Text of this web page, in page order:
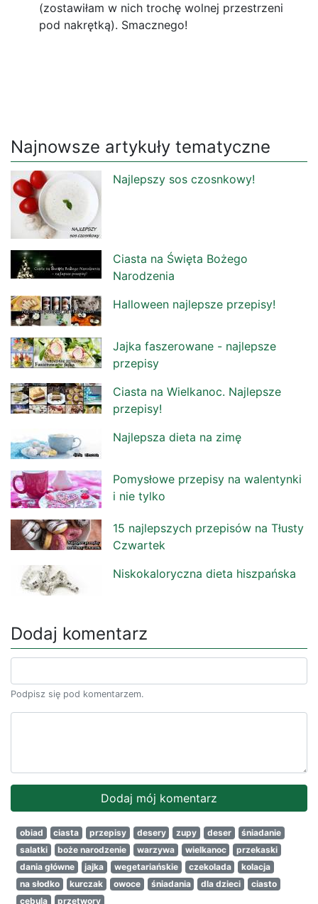
(zostawiłam w nich trochę wolnej przestrzeni
pod nakrętką). Smacznego!
Najnowsze artykuły tematyczne
Najlepszy sos czosnkowy!
Ciasta na Święta Bożego
Narodzenia
Halloween najlepsze przepisy!
Jajka faszerowane - najlepsze
przepisy
Ciasta na Wielkanoc. Najlepsze
przepisy!
Najlepsza dieta na zimę
Pomysłowe przepisy na walentynki
i nie tylko
15 najlepszych przepisów na Tłusty
Czwartek
Niskokaloryczna dieta hiszpańska
Dodaj komentarz
Podpisz się pod komentarzem.
obiad ciasta przepisy desery zupy deser
śniadanie
salatki
boże narodzenie warzywa wielkanoc
przekaski
dania główne
jajka wegetariańskie czekolada
kolacja
na słodko
kurczak owoce śniadania dla dzieci
ciasto
cebula
przetwory